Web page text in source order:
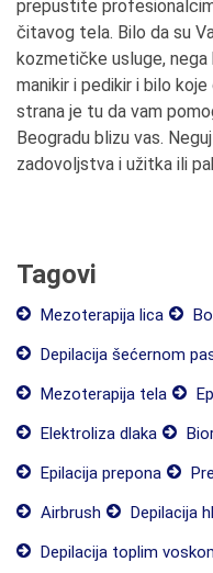
prepustite
čitavog tela. Bilo da su
kozmetičke usluge, nega
manikir i pedikir i bilo
strana je tu da vam
Beogradu blizu vas.
zadovoljstva i užitka ili
Tagovi
Mezoterapija lica
Depilacija šećernom
Mezoterapija tela
Elektroliza dlaka
Epilacija prepona
Airbrush
Depilacija
Depilacija toplim